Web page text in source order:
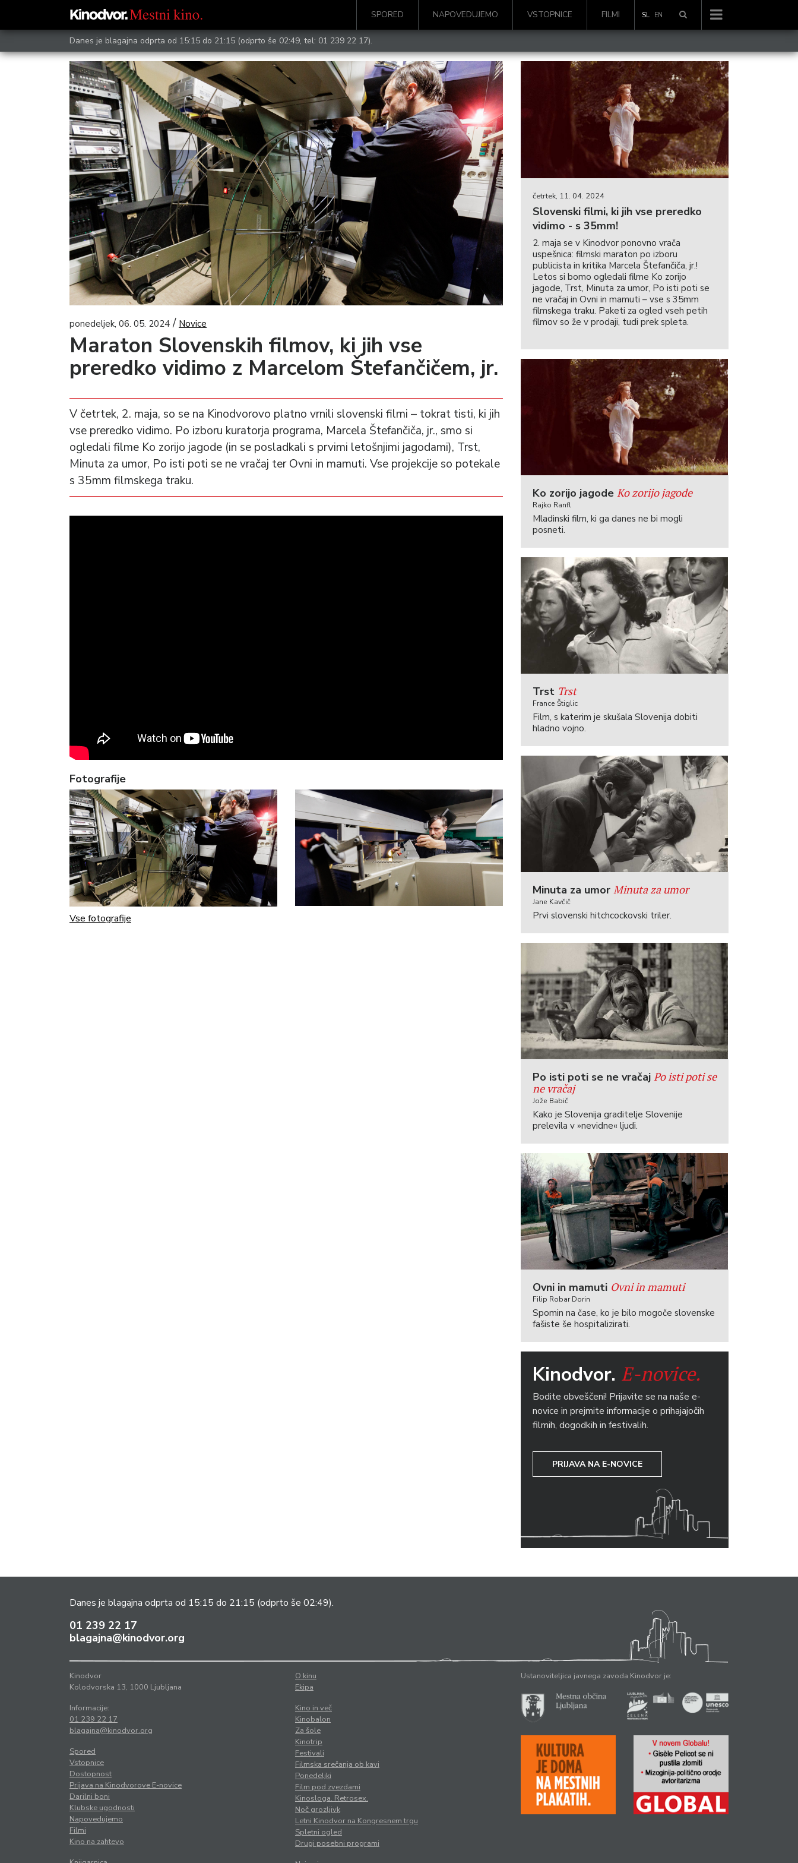
SPORED NAPOVEDUJEMO VSTOPNICE FILMI SL EN
Danes je blagajna odprta od 15:15 do 21:15 (odprto še 02:49, tel: 01 239 22 17).
ponedeljek, 06. 05. 2024/ Novice
Maraton Slovenskih filmov, ki jih vse
preredko vidimo z Marcelom Štefančičem, jr.
V četrtek, 2. maja, so se na Kinodvorovo platno vrnili slovenski filmi – tokrat tisti, ki jih
vse preredko vidimo. Po izboru kuratorja programa, Marcela Štefančiča, jr., smo si
ogledali filme Ko zorijo jagode (in se posladkali s prvimi letošnjimi jagodami), Trst,
Minuta za umor, Po isti poti se ne vračaj ter Ovni in mamuti. Vse projekcije so potekale
s 35mm filmskega traku.
Fotografije
Vse fotografije
četrtek, 11. 04. 2024
Slovenski filmi, ki jih vse preredko
vidimo - s 35mm!
2. maja se v Kinodvor ponovno vrača
uspešnica: filmski maraton po izboru
publicista in kritika Marcela Štefančiča, jr.!
Letos si bomo ogledali filme Ko zorijo
jagode, Trst, Minuta za umor, Po isti poti se
ne vračaj in Ovni in mamuti – vse s 35mm
filmskega traku. Paketi za ogled vseh petih
filmov so že v prodaji, tudi prek spleta.
Ko zorijo jagode Ko zorijo jagode
Rajko Ranfl
Mladinski film, ki ga danes ne bi mogli
posneti.
Trst Trst
France Štiglic
Film, s katerim je skušala Slovenija dobiti
hladno vojno.
Minuta za umor Minuta za umor
Jane Kavčič
Prvi slovenski hitchcockovski triler.
Po isti poti se ne vračaj Po isti poti se
ne vračaj
Jože Babič
Kako je Slovenija graditelje Slovenije
prelevila v »nevidne« ljudi.
Ovni in mamuti Ovni in mamuti
Filip Robar Dorin
Spomin na čase, ko je bilo mogoče slovenske
fašiste še hospitalizirati.
Kinodvor. E-novice.
Bodite obveščeni! Prijavite se na naše e-
novice in prejmite informacije o prihajajočih
filmih, dogodkih in festivalih.
PRIJAVA NA E-NOVICE
Danes je blagajna odprta od 15:15 do 21:15 (odprto še 02:49).
01 239 22 17
blagajna@kinodvor.org
Kinodvor
Kolodvorska 13, 1000 Ljubljana
Informacije:
01 239 22 17
blagajna@kinodvor.org
Spored
Vstopnice
Dostopnost
Prijava na Kinodvorove E-novice
Darilni boni
Klubske ugodnosti
Napovedujemo
Filmi
Kino na zahtevo
O kinu
Ekipa
Kino in več
Kinobalon
Za šole
Kinotrip
Festivali
Filmska srečanja ob kavi
Ponedeljki
Film pod zvezdami
Kinosloga. Retrosex.
Noč grozljivk
Letni Kinodvor na Kongresnem trgu
Spletni ogled
Drugi posebni programi
Ustanoviteljica javnega zavoda Kinodvor je: